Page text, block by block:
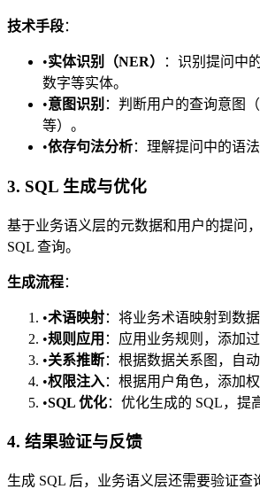
技术手段：
•实体识别（NER）
：识别提问中
数字等实体。
•意图识别 ：判断用户的查询意图
等）。
•依存句法分析：理解提问中的语
3. SQL 生成与优化
基于业务语义层的元数据和用户的提问
SQL 查询。
生成流程：
•术语映射：将业务术语映射到数
•规则应用 ：应用业务规则，添加过
•关系推断：根据数据关系图，自
•权限注入：根据用户角色，添加
•SQL 优化：优化生成的 SQL，提
4. 结果验证与反馈
生成 SQL 后，业务语义层还需要验证查